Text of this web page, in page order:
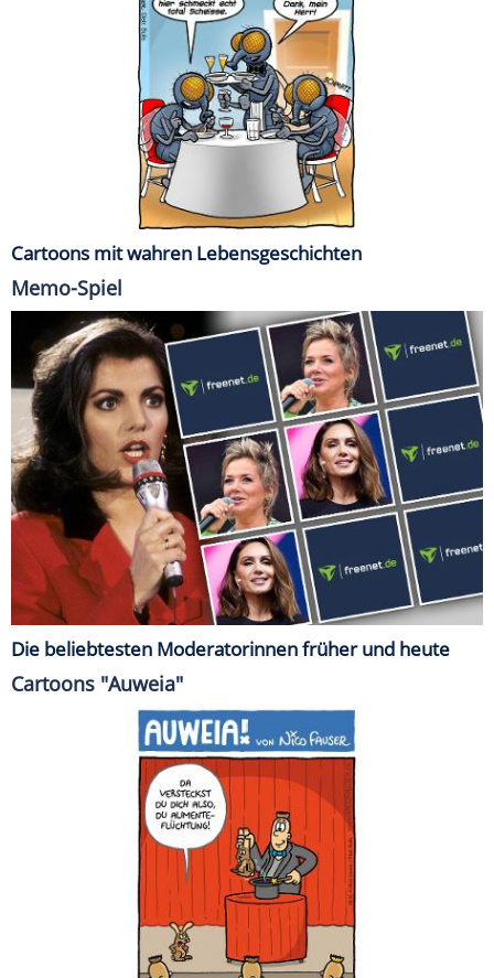
Cartoons mit wahren Lebensgeschichten
Memo-Spiel
Die beliebtesten Moderatorinnen früher und heute
Cartoons "Auweia"